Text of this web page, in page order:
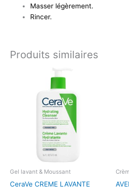
Masser légèrement.
Rincer.
Produits similaires
Gel lavant & Moussant
CeraVe CREME LAVANTE